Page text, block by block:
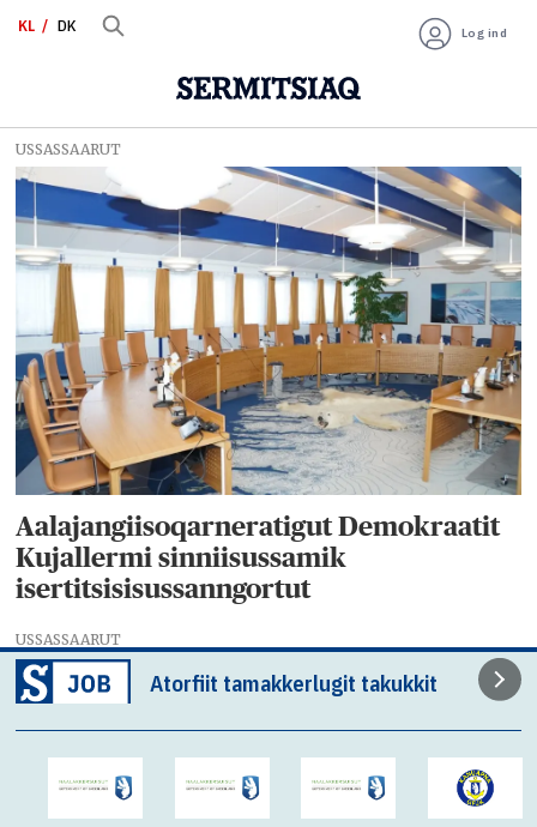
KL DK Log ind
Tag:
ataatsimiititaliaq
USSASSAARUT
Aalajangiisoqarneratigut Demokraatit
Kujallermi sinniisussamik
isertitsisisussanngortut
USSASSAARUT
Atorfiit tamakkerlugit takukkit